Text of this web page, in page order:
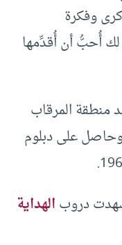
وفكرة
أُحبُّ أن أُقدِّمها
منطقة المرقاب
الكويت وحاصل على دبلوم
دروبالهداية